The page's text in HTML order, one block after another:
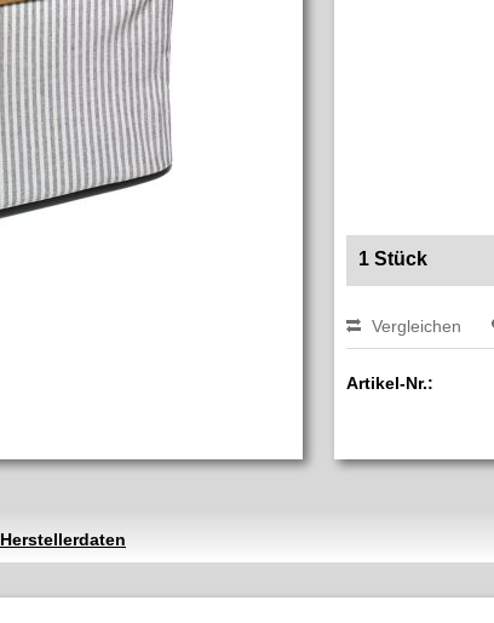
Vergleichen
Artikel-Nr.:
Herstellerdaten